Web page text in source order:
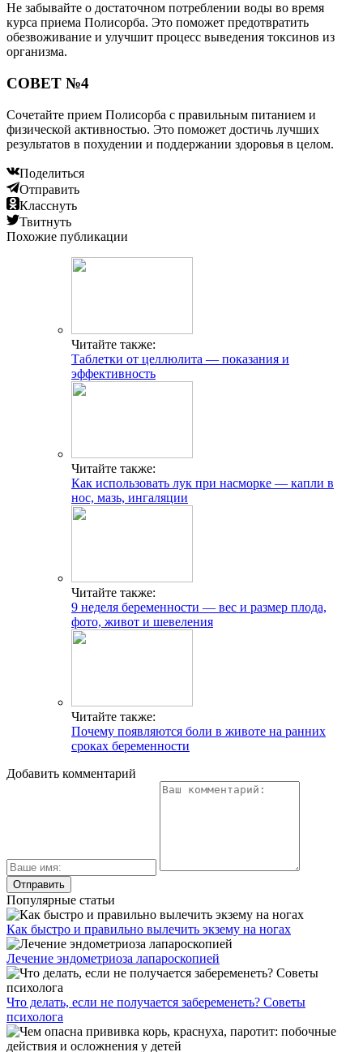
Не забывайте о достаточном потреблении воды во время
курса приема Полисорба. Это поможет предотвратить
обезвоживание и улучшит процесс выведения токсинов из
организма.
СОВЕТ №4
Сочетайте прием Полисорба с правильным питанием и
физической активностью. Это поможет достичь лучших
результатов в похудении и поддержании здоровья в целом.
Поделиться
Отправить
Класснуть
Твитнуть
Похожие публикации
Читайте также:
Таблетки от целлюлита — показания и
эффективность
Читайте также:
Как использовать лук при насморке — капли в
нос, мазь, ингаляции
Читайте также:
9 неделя беременности — вес и размер плода,
фото, живот и шевеления
Читайте также:
Почему появляются боли в животе на ранних
сроках беременности
Добавить комментарий
Популярные статьи
Как быстро и правильно вылечить экзему на ногах
Лечение эндометриоза лапароскопией
Что делать, если не получается забеременеть? Советы
психолога